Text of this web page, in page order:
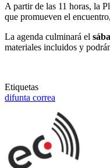
A partir de las 11 horas, la
que promueven el
La agenda culminará el
materiales incluidos y
Etiquetas
difunta correa